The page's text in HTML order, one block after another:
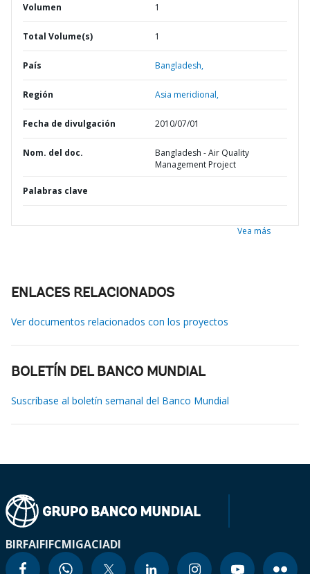
Volumen 1
Total Volume(s) 1
País Bangladesh,
Región Asia meridional,
Fecha de divulgación 2010/07/01
Nom. del doc.
Bangladesh - Air Quality
Management Project
Palabras clave
Vea más
ENLACES RELACIONADOS
Ver documentos relacionados con los proyectos
BOLETÍN DEL BANCO MUNDIAL
Suscríbase al boletín semanal del Banco Mundial
BIRFAIFIFCMIGACIADI